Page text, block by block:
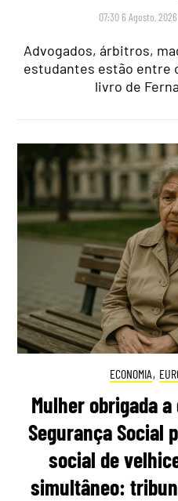
07:30 6 Agosto, 2026
Advogados, árbitros,
estudantes estão entre
livro de
ECONOMIA,
Mulher obrigada a
Segurança Social
social de
simultâneo: